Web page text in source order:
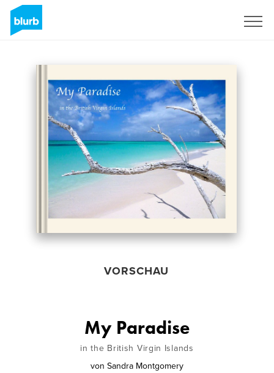
VORSCHAU
My Paradise
in the British Virgin Islands
von Sandra Montgomery